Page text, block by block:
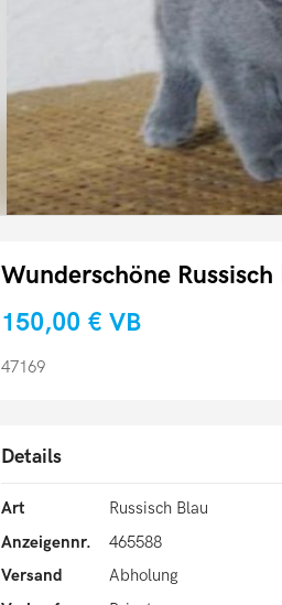
Wunderschöne
150,00 € VB
47169
Details
Art
Russisch Blau
Anzeigennr.
465588
Versand
Abholung